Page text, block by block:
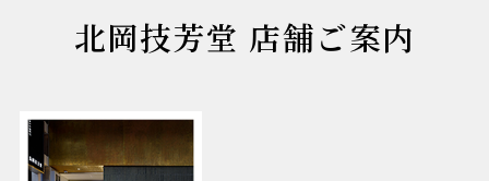
北岡技芳堂 店舗ご案内